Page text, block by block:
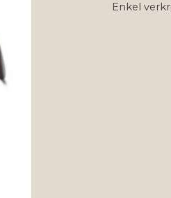
Enkel